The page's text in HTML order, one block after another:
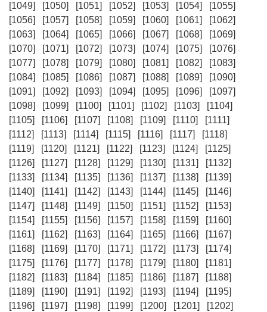
[1049]
[1050] [1051] [1052] [1053] [1054]
[1055]
[1056]
[1057] [1058] [1059] [1060] [1061]
[1062]
[1063]
[1064] [1065] [1066] [1067] [1068]
[1069]
[1070]
[1071] [1072] [1073] [1074] [1075]
[1076]
[1077]
[1078] [1079] [1080] [1081] [1082]
[1083]
[1084]
[1085] [1086] [1087] [1088] [1089]
[1090]
[1091]
[1092] [1093] [1094] [1095] [1096]
[1097]
[1098]
[1099] [1100] [1101] [1102] [1103]
[1104]
[1105]
[1106] [1107] [1108] [1109] [1110]
[1111]
[1112]
[1113] [1114] [1115] [1116] [1117]
[1118]
[1119]
[1120] [1121] [1122] [1123] [1124]
[1125]
[1126]
[1127] [1128] [1129] [1130] [1131]
[1132]
[1133]
[1134] [1135] [1136] [1137] [1138]
[1139]
[1140]
[1141] [1142] [1143] [1144] [1145]
[1146]
[1147]
[1148] [1149] [1150] [1151] [1152]
[1153]
[1154]
[1155] [1156] [1157] [1158] [1159]
[1160]
[1161]
[1162] [1163] [1164] [1165] [1166]
[1167]
[1168]
[1169] [1170] [1171] [1172] [1173]
[1174]
[1175]
[1176] [1177] [1178] [1179] [1180]
[1181]
[1182]
[1183] [1184] [1185] [1186] [1187]
[1188]
[1189]
[1190] [1191] [1192] [1193] [1194]
[1195]
[1196]
[1197] [1198] [1199] [1200] [1201]
[1202]